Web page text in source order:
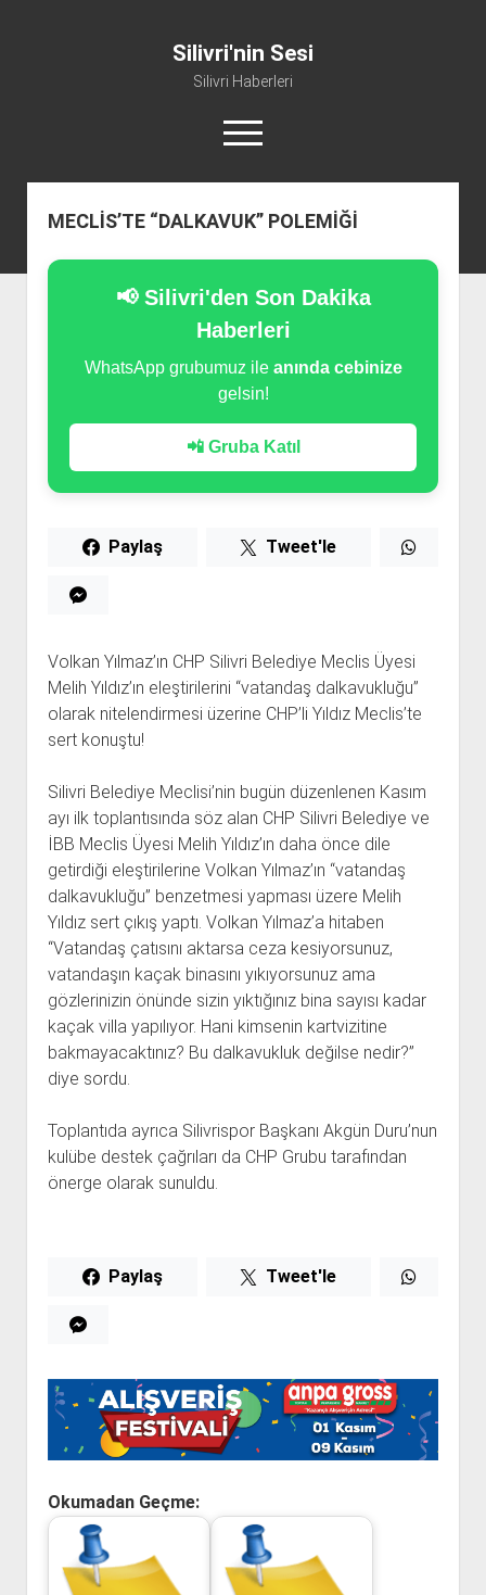
Silivri'nin Sesi
Silivri Haberleri
m
e
ü
ü
Gündem
Haber
Spor
Künye ve İletişim
MECLİS’TE “DALKAVUK” POLEMİĞİ
📢 Silivri'den Son Dakika
Haberleri
WhatsApp grubumuz ile anında cebinize
gelsin!
📲 Gruba Katıl
Paylaş Tweet'le
Volkan Yılmaz’ın CHP Silivri Belediye Meclis Üyesi
Melih Yıldız’ın eleştirilerini “vatandaş dalkavukluğu”
olarak nitelendirmesi üzerine CHP’li Yıldız Meclis’te
sert konuştu!
Silivri Belediye Meclisi’nin bugün düzenlenen Kasım
ayı ilk toplantısında söz alan CHP Silivri Belediye ve
İBB Meclis Üyesi Melih Yıldız’ın daha önce dile
getirdiği eleştirilerine Volkan Yılmaz’ın “vatandaş
dalkavukluğu” benzetmesi yapması üzere Melih
Yıldız sert çıkış yaptı. Volkan Yılmaz’a hitaben
“Vatandaş çatısını aktarsa ceza kesiyorsunuz,
vatandaşın kaçak binasını yıkıyorsunuz ama
gözlerinizin önünde sizin yıktığınız bina sayısı kadar
kaçak villa yapılıyor. Hani kimsenin kartvizitine
bakmayacaktınız? Bu dalkavukluk değilse nedir?”
diye sordu.
Toplantıda ayrıca Silivrispor Başkanı Akgün Duru’nun
kulübe destek çağrıları da CHP Grubu tarafından
önerge olarak sunuldu.
Paylaş Tweet'le
Okumadan Geçme: